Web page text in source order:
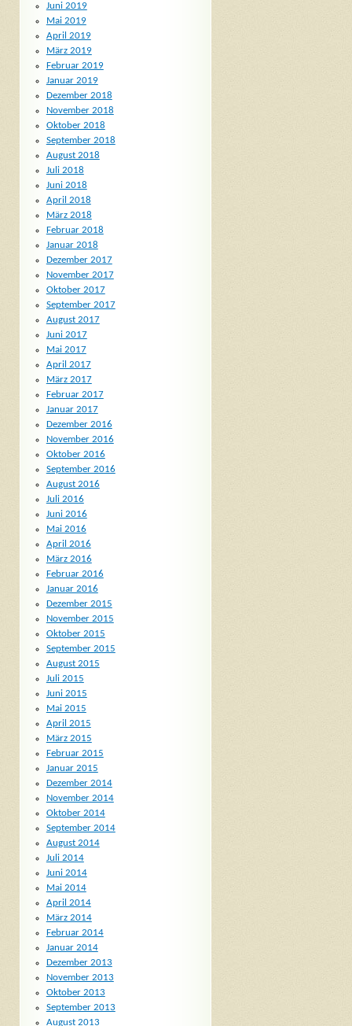
Juni 2019
Mai 2019
April 2019
März 2019
Februar 2019
Januar 2019
Dezember 2018
November 2018
Oktober 2018
September 2018
August 2018
Juli 2018
Juni 2018
April 2018
März 2018
Februar 2018
Januar 2018
Dezember 2017
November 2017
Oktober 2017
September 2017
August 2017
Juni 2017
Mai 2017
April 2017
März 2017
Februar 2017
Januar 2017
Dezember 2016
November 2016
Oktober 2016
September 2016
August 2016
Juli 2016
Juni 2016
Mai 2016
April 2016
März 2016
Februar 2016
Januar 2016
Dezember 2015
November 2015
Oktober 2015
September 2015
August 2015
Juli 2015
Juni 2015
Mai 2015
April 2015
März 2015
Februar 2015
Januar 2015
Dezember 2014
November 2014
Oktober 2014
September 2014
August 2014
Juli 2014
Juni 2014
Mai 2014
April 2014
März 2014
Februar 2014
Januar 2014
Dezember 2013
November 2013
Oktober 2013
September 2013
August 2013